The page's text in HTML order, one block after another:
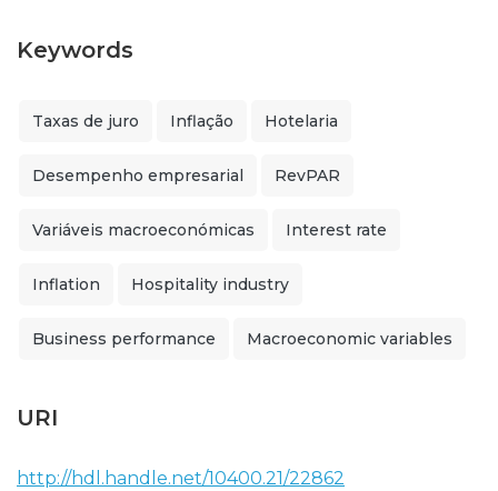
Keywords
Taxas de juro Inflação Hotelaria
Desempenho empresarial RevPAR
Variáveis macroeconómicas Interest rate
Inflation Hospitality industry
Business performance Macroeconomic variables
URI
http://hdl.handle.net/10400.21/22862